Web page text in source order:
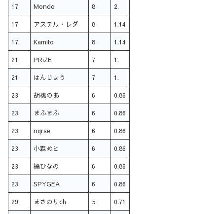
17 Mondo 8 2.
17 アステル・レダ 8 1.14
17 Kamito 8 1.14
21 PRiZE 7 1.
21 はんじょう 7 1.
23 胡桃のあ 6 0.86
23 まふまふ 6 0.86
23 nqrse 6 0.86
23 小森めと 6 0.86
23 橘ひなの 6 0.86
23 SPYGEA 6 0.86
29 まさのりch 5 0.71